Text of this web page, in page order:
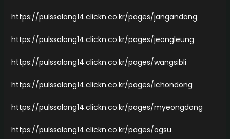
https://pulssalong14.clickn.co.kr/pages/jangandong
https://pulssalong14.clickn.co.kr/pages/jeongleung
https://pulssalong14.clickn.co.kr/pages/wangsibli
https://pulssalong14.clickn.co.kr/pages/ichondong
https://pulssalong14.clickn.co.kr/pages/myeongdong
https://pulssalong14.clickn.co.kr/pages/ogsu